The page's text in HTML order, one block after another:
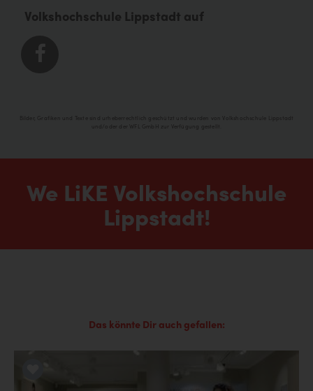
Volkshochschule Lippstadt auf
Bilder, Grafiken und Texte sind urheberrechtlich geschützt und wurden von Volkshochschule Lippstadt
und/oder der WFL GmbH zur Verfügung gestellt.
We LiKE Volkshochschule
Lippstadt!
Das könnte Dir auch gefallen: